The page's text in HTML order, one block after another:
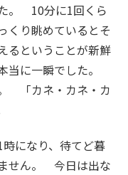
。 10分に1回くら
くり眺めているとそ
るということが新鮮
当に一瞬でした。
「カネ・カネ・カ
になり、待てど暮
せん。 今日は出な